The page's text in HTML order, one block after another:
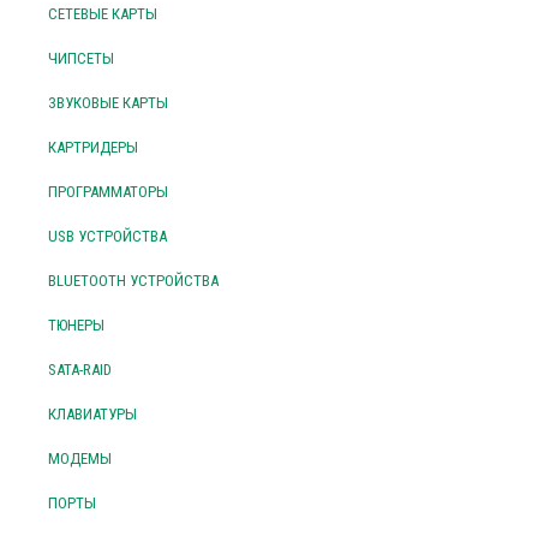
СЕТЕВЫЕ КАРТЫ
ЧИПСЕТЫ
ЗВУКОВЫЕ КАРТЫ
КАРТРИДЕРЫ
ПРОГРАММАТОРЫ
USB УСТРОЙСТВА
BLUETOOTH УСТРОЙСТВА
ТЮНЕРЫ
SATA-RAID
КЛАВИАТУРЫ
МОДЕМЫ
ПОРТЫ